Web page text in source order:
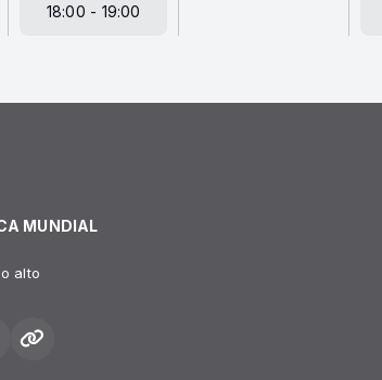
18:00 - 19:00
MUNDIAL
alto